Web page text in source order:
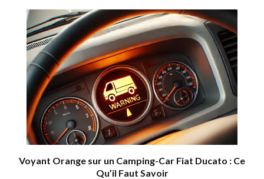
Voyant Orange sur un Camping-Car Fiat Ducato : Ce
Qu’il Faut Savoir